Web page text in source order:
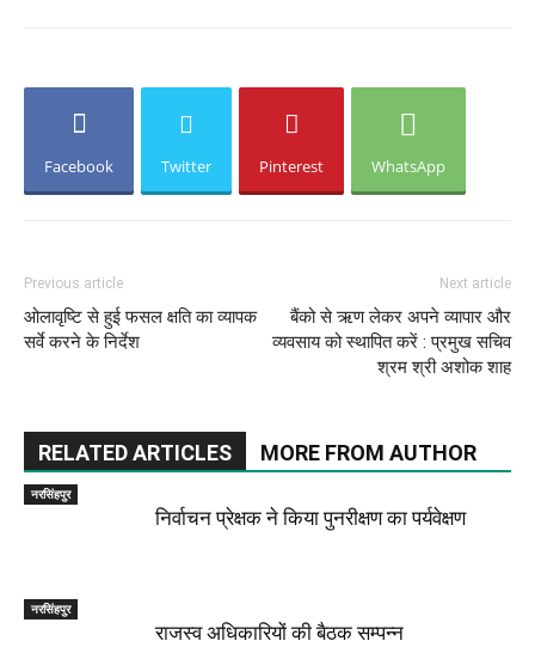
Facebook Twitter Pinterest WhatsApp
Previous article
ओलावृष्टि से हुई फसल क्षति का व्यापक
सर्वे करने के निर्देश
Next article
बैंको से ऋण लेकर अपने व्यापार और
व्यवसाय को स्थापित करें : प्रमुख सचिव
श्रम श्री अशोक शाह
RELATED ARTICLES MORE FROM AUTHOR
नरसिंहपुर
निर्वाचन प्रेक्षक ने किया पुनरीक्षण का पर्यवेक्षण
नरसिंहपुर
राजस्व अधिकारियों की बैठक सम्पन्न